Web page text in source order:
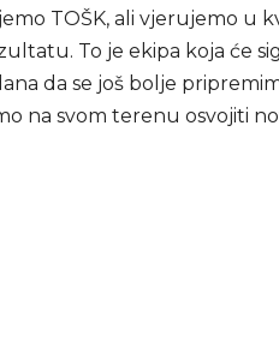
TOŠK, ali vjerujemo u
To je ekipa koja će
da se još bolje
na svom terenu osvojiti